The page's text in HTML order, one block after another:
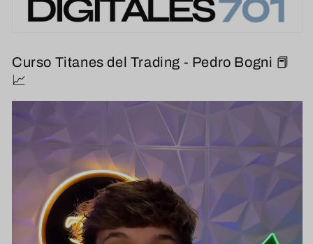
Curso Titanes del Trading - Pedro Bogni 📕
📈